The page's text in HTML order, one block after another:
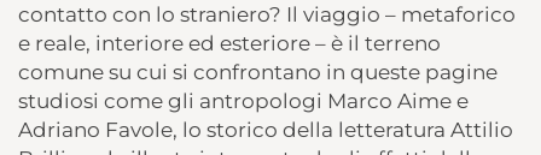
contatto con lo straniero? Il viaggio – metaforico
e reale, interiore ed esteriore – è il terreno
comune su cui si confrontano in queste pagine
studiosi come gli antropologi Marco Aime e
Adriano Favole, lo storico della letteratura Attilio